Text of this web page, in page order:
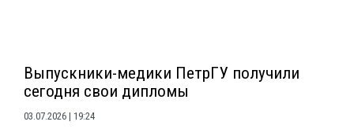
Выпускники-медики ПетрГУ получили
сегодня свои дипломы
03.07.2026 19:24